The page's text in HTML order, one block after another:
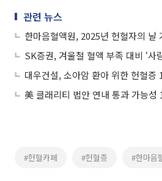
관련 뉴스
한마음혈액원, 2025년 헌혈자의 날
SK증권, 겨울철 혈액 부족 대비 ‘사
대우건설, 소아암 환아 위한 헌혈증
#헌혈카페 #헌혈증 #한마음